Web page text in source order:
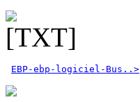
EBP-ebp-logiciel-Bus..>